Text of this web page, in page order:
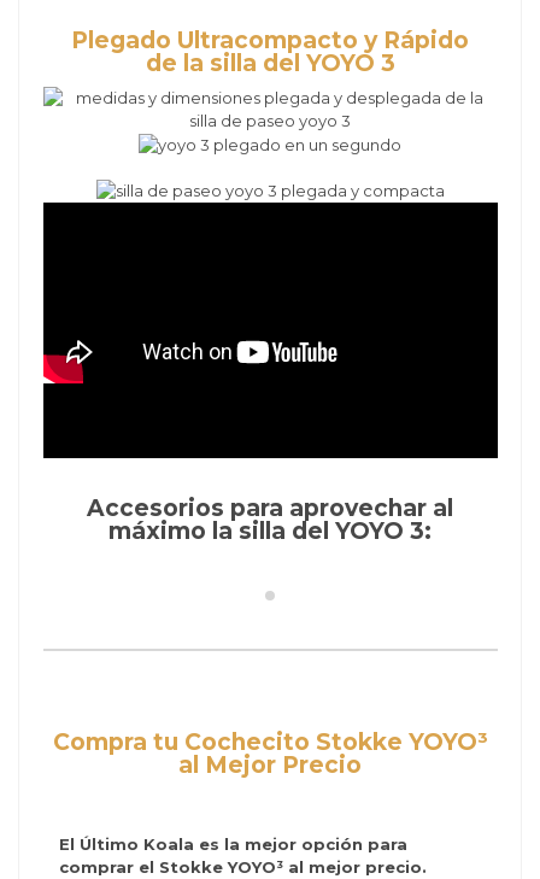
Plegado Ultracompacto y Rápido
de la silla del YOYO 3
Accesorios para aprovechar al
máximo la silla del YOYO 3:
Compra tu Cochecito Stokke YOYO³
al Mejor Precio
El Último Koala es la mejor opción para
comprar el Stokke YOYO³ al mejor precio.